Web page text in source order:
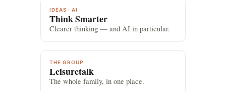
IDEAS · AI
Think Smarter
Clearer thinking — and AI in particular.
THE GROUP
Leisuretalk
The whole family, in one place.